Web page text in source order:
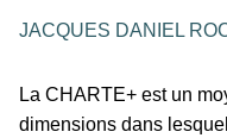
JACQUES DANIEL
La CHARTE+ est un
dimensions dans